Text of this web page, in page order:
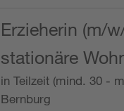
Erzieherin (m/
stationäre
in Teilzeit (mind. 30 -
Bernburg